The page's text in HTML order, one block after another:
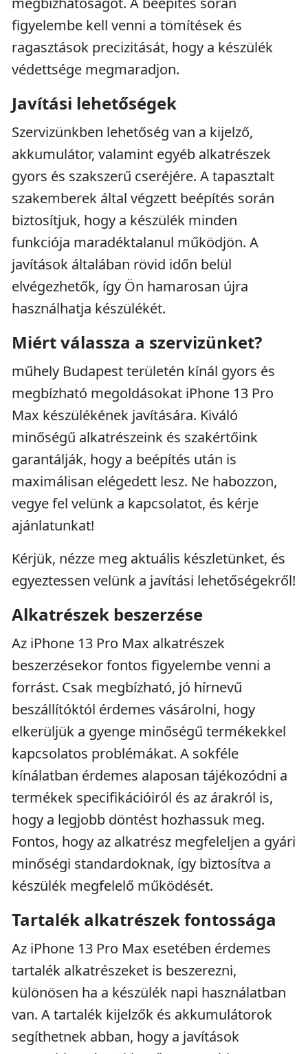
figyelembe kell venni a tömítések és
ragasztások precizitását, hogy a készülék
védettsége megmaradjon.
Javítási lehetőségek
Szervizünkben lehetőség van a kijelző,
akkumulátor, valamint egyéb alkatrészek
gyors és szakszerű cseréjére. A tapasztalt
szakemberek által végzett beépítés során
biztosítjuk, hogy a készülék minden
funkciója maradéktalanul működjön. A
javítások általában rövid időn belül
elvégezhetők, így Ön hamarosan újra
használhatja készülékét.
Miért válassza a szervizünket?
műhely Budapest területén kínál gyors és
megbízható megoldásokat iPhone 13 Pro
Max készülékének javítására. Kiváló
minőségű alkatrészeink és szakértőink
garantálják, hogy a beépítés után is
maximálisan elégedett lesz. Ne habozzon,
vegye fel velünk a kapcsolatot, és kérje
ajánlatunkat!
Kérjük, nézze meg aktuális készletünket, és
egyeztessen velünk a javítási lehetőségekről!
Alkatrészek beszerzése
Az iPhone 13 Pro Max alkatrészek
beszerzésekor fontos figyelembe venni a
forrást. Csak megbízható, jó hírnevű
beszállítóktól érdemes vásárolni, hogy
elkerüljük a gyenge minőségű termékekkel
kapcsolatos problémákat. A sokféle
kínálatban érdemes alaposan tájékozódni a
termékek specifikációiról és az árakról is,
hogy a legjobb döntést hozhassuk meg.
Fontos, hogy az alkatrész megfeleljen a gyári
minőségi standardoknak, így biztosítva a
készülék megfelelő működését.
Tartalék alkatrészek fontossága
Az iPhone 13 Pro Max esetében érdemes
tartalék alkatrészeket is beszerezni,
különösen ha a készülék napi használatban
van. A tartalék kijelzők és akkumulátorok
segíthetnek abban, hogy a javítások